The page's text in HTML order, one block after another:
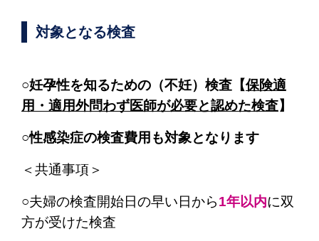
対象となる検査
○妊孕性を知るための（不妊）検査【保険適
用・適用外問わず医師が必要と認めた検査】
○性感染症の検査費用も対象となります
＜共通事項＞
○夫婦の検査開始日の早い日から1年以内に双
方が受けた検査